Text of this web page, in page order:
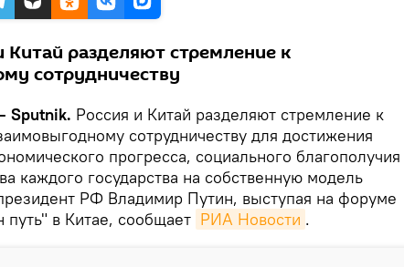
Китай разделяют стремление к
сотрудничеству
Sputnik. Россия и Китай разделяют стремление к
сотрудничеству для достижения
прогресса, социального благополучия
каждого государства на собственную модель
РФ Владимир Путин, выступая на форуме
в Китае, сообщает РИА Новости .